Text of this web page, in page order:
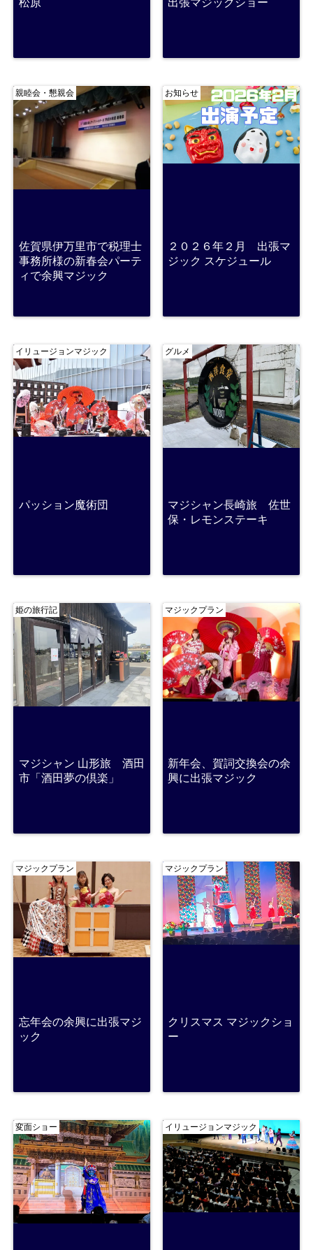
親睦会・懇親会
佐賀県伊万里市で税理士
事務所様の新春会パーテ
ィで余興マジック
お知らせ
２０２６年２月 出張マ
ジック スケジュール
イリュージョンマジック
パッション魔術団
グルメ
マジシャン長崎旅 佐世
保・レモンステーキ
姫の旅行記
マジシャン 山形旅 酒田
市「酒田夢の倶楽」
マジックプラン
新年会、賀詞交換会の余
興に出張マジック
マジックプラン
忘年会の余興に出張マジ
ック
マジックプラン
クリスマス マジックショ
ー
変面ショー イリュージョンマジック